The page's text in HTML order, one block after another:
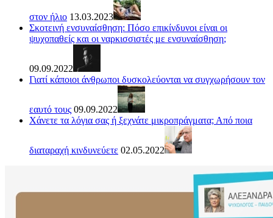
στον ήλιο 13.03.2023
Σκοτεινή ενσυναίσθηση: Πόσο επικίνδυνοι είναι οι
ψυχοπαθείς και οι ναρκισσιστές με ενσυναίσθηση;
09.09.2022
Γιατί κάποιοι άνθρωποι δυσκολεύονται να συγχωρήσουν τον
εαυτό τους 09.09.2022
Χάνετε τα λόγια σας ή ξεχνάτε μικροπράγματα; Από ποια
διαταραχή κινδυνεύετε 02.05.2022